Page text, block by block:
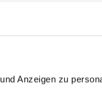
Anzeigen zu